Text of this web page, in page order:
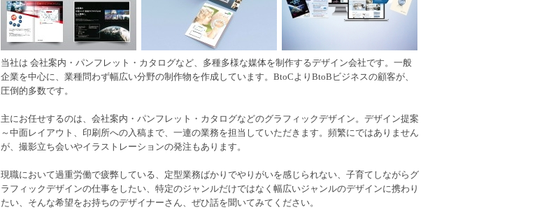
当社は 会社案内・パンフレット・カタログなど、多種多様な媒体を制作するデザイン会社です。一般
企業を中心に、業種問わず幅広い分野の制作物を作成しています。BtoCよりBtoBビジネスの顧客が、
圧倒的多数です。
主にお任せするのは、会社案内・パンフレット・カタログなどのグラフィックデザイン。デザイン提案
～中面レイアウト、印刷所への入稿まで、一連の業務を担当していただきます。頻繁にではありません
が、撮影立ち会いやイラストレーションの発注もあります。
現職において過重労働で疲弊している、定型業務ばかりでやりがいを感じられない、子育てしながらグ
ラフィックデザインの仕事をしたい、特定のジャンルだけではなく幅広いジャンルのデザインに携わり
たい、そんな希望をお持ちのデザイナーさん、ぜひ話を聞いてみてください。